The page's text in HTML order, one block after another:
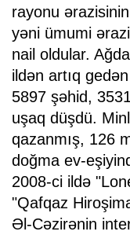
rayonu
yəni ümumi
nail oldular.
ildən artıq
5897 şəhid,
uşaq düşdü.
qazanmış, 126
doğma ev-
2008-ci ildə
"Qafqaz
Əl-Cəzirənin